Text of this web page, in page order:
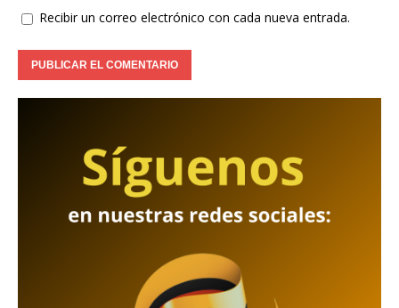
Recibir un correo electrónico con cada nueva entrada.